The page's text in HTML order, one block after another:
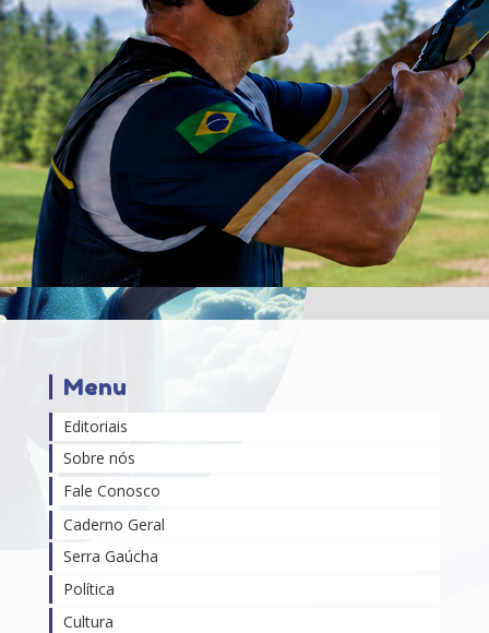
Menu
Editoriais
Sobre nós
Fale Conosco
Caderno Geral
Serra Gaúcha
Política
Cultura